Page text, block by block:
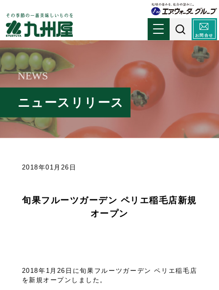
お問合せ
NEWS
ニュースリリース
2018年01月26日
旬果フルーツガーデン ペリエ稲毛店新規
オープン
2018年1月26日に旬果フルーツガーデン ペリエ稲毛店
を新規オープンしました。